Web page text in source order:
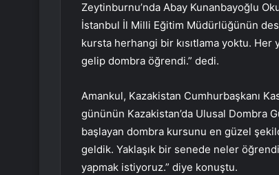
Zeytinburnu’nda Abay Kunanbayoğlu
İstanbul İl Milli Eğitim Müdürlüğünün
kursta herhangi bir kısıtlama yoktu. Her
gelip dombra öğrendi.” dedi.
Amankul, Kazakistan Cumhurbaşkanı
gününün Kazakistan’da Ulusal Dombra
başlayan dombra kursunu en güzel
geldik. Yaklaşık bir senede neler
yapmak istiyoruz.” diye konuştu.